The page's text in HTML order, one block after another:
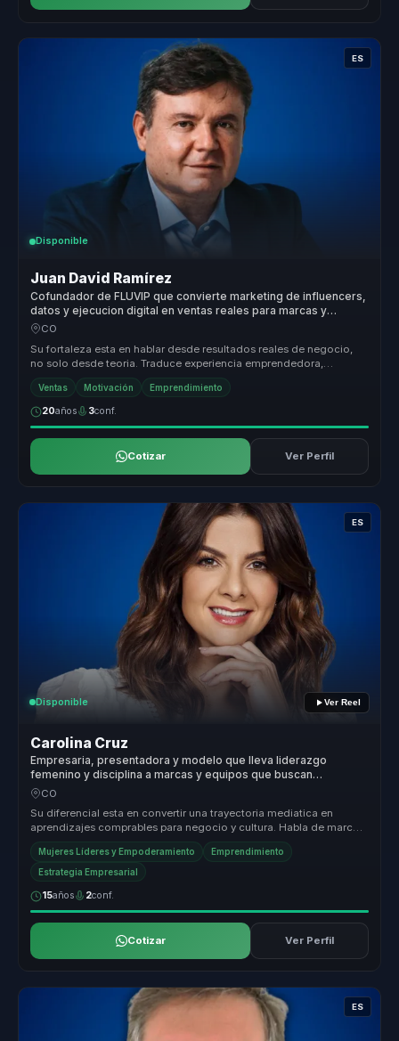
ES
Disponible
Juan David Ramírez
Cofundador de FLUVIP que convierte marketing de influencers,
datos y ejecucion digital en ventas reales para marcas y
equipos.
CO
Su fortaleza esta en hablar desde resultados reales de negocio,
no solo desde teoria. Traduce experiencia emprendedora,
marketing y tecno...
Ventas Motivación Emprendimiento
20años 3conf.
Cotizar Ver Perfil
ES
Disponible Ver Reel
Carolina Cruz
Empresaria, presentadora y modelo que lleva liderazgo
femenino y disciplina a marcas y equipos que buscan
crecimiento, visibilidad y resultados sostenibles.
CO
Su diferencial esta en convertir una trayectoria mediatica en
aprendizajes comprables para negocio y cultura. Habla de marca,
disciplina,...
Mujeres Líderes y Empoderamiento Emprendimiento
Estrategia Empresarial
15años 2conf.
Cotizar Ver Perfil
ES